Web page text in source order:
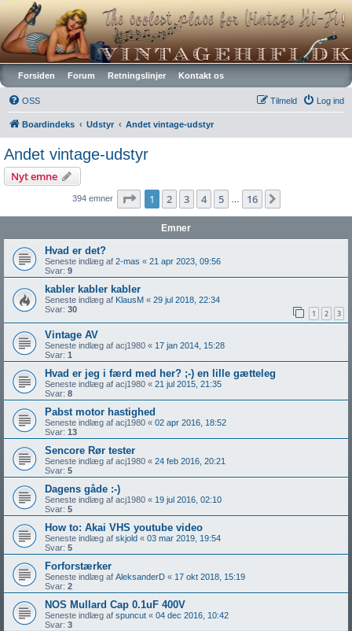
Vintagehifi.dk
Forsiden Forum Retningslinjer Kontakt os
OSS Log ind
Tilmeld
Boardindeks Udstyr Andet vintage-udstyr
Andet vintage-udstyr
Nyt emne
394 emner Side af 16
1 2 3 4 5 16
Emner
Hvad er det?
Seneste indlæg af 2-mas « 21 apr 2023, 09:56
Svar: 9
kabler kabler kabler
Seneste indlæg af KlausM « 29 jul 2018, 22:34
Svar: 30 1 2 3
Vintage AV
Seneste indlæg af acj1980 « 17 jan 2014, 15:28
Svar: 1
Hvad er jeg i færd med her? ;-) en lille gætteleg
Seneste indlæg af acj1980 « 21 jul 2015, 21:35
Svar: 8
Pabst motor hastighed
Seneste indlæg af acj1980 « 02 apr 2016, 18:52
Svar: 13
Sencore Rør tester
Seneste indlæg af acj1980 « 24 feb 2016, 20:21
Svar: 5
Dagens gåde :-)
Seneste indlæg af acj1980 « 19 jul 2016, 02:10
Svar: 5
How to: Akai VHS youtube video
Seneste indlæg af skjold « 03 mar 2019, 19:54
Svar: 5
Forforstærker
Seneste indlæg af AleksanderD « 17 okt 2018, 15:19
Svar: 2
NOS Mullard Cap 0.1uF 400V
Seneste indlæg af spuncut « 04 dec 2016, 10:42
Svar: 3